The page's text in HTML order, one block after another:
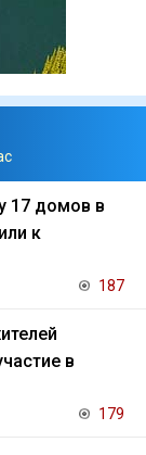
17 домов в
к
187
в
179